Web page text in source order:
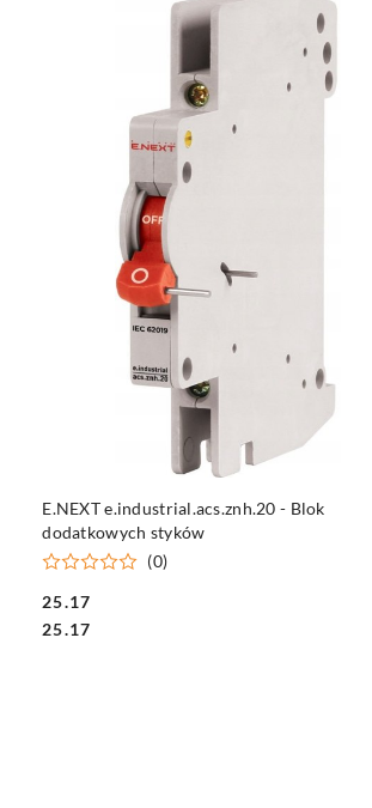
E.NEXT e.industrial.acs.znh.20 - Blok
dodatkowych styków
(0)
Cena:
25.17
Cena:
25.17